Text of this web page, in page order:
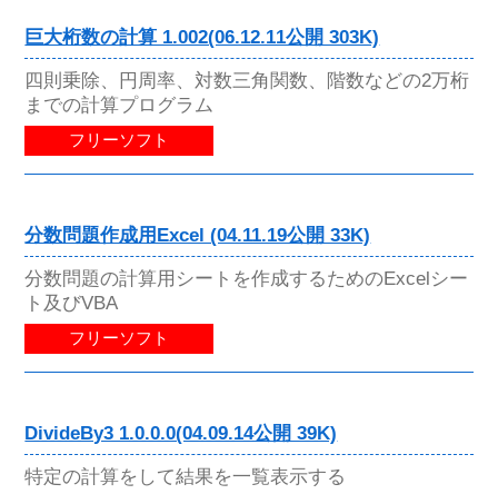
巨大桁数の計算 1.002(06.12.11公開 303K)
四則乗除、円周率、対数三角関数、階数などの2万桁
までの計算プログラム
フリーソフト
分数問題作成用Excel (04.11.19公開 33K)
分数問題の計算用シートを作成するためのExcelシー
ト及びVBA
フリーソフト
DivideBy3 1.0.0.0(04.09.14公開 39K)
特定の計算をして結果を一覧表示する